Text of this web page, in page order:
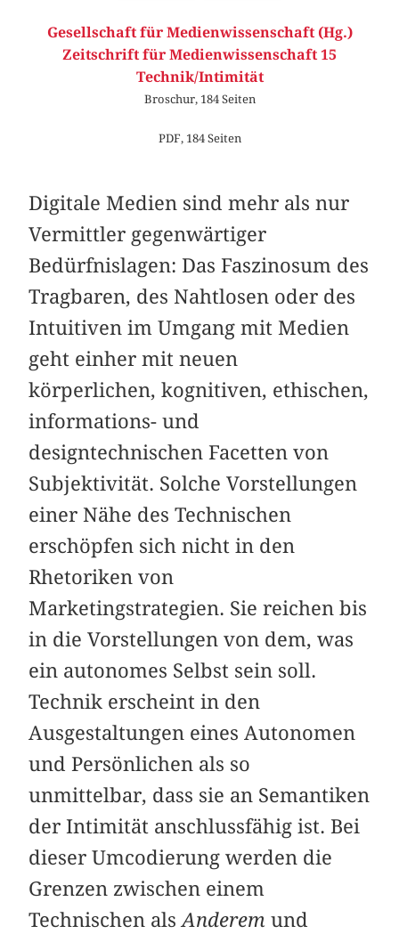
Gesellschaft für Medienwissenschaft (Hg.)
Zeitschrift für Medienwissenschaft 15
Technik/Intimität
Broschur, 184 Seiten
PDF, 184 Seiten
Digitale Medien sind mehr als nur
Vermittler gegenwärtiger
Bedürfnislagen: Das Faszinosum des
Tragbaren, des Nahtlosen oder des
Intuitiven im Umgang mit Medien
geht einher mit neuen
körperlichen, kognitiven, ethischen,
informations- und
designtechnischen Facetten von
Subjektivität. Solche Vorstellungen
einer Nähe des Technischen
erschöpfen sich nicht in den
Rhetoriken von
Marketingstrategien. Sie reichen bis
in die Vorstellungen von dem, was
ein autonomes Selbst sein soll.
Technik erscheint in den
Ausgestaltungen eines Autonomen
und Persönlichen als so
unmittelbar, dass sie an Semantiken
der Intimität anschlussfähig ist. Bei
dieser Umcodierung werden die
Grenzen zwischen einem
Technischen alsAnderem und